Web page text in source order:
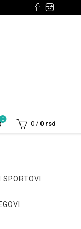
0
0 / 0 rsd